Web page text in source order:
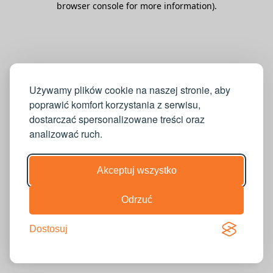
Używamy plików cookie na naszej stronie, aby
poprawić komfort korzystania z serwisu,
dostarczać spersonalizowane treści oraz
analizować ruch.
Akceptuj wszystko
Odrzuć
Dostosuj
browser console for more information).